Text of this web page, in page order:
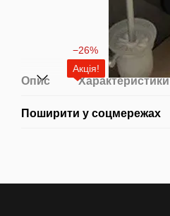
−26%
Акція!
Опис Характеристики
Поширити у соцмережах